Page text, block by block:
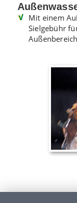
Mit einem
Sielgebühr